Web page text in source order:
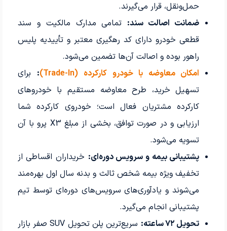
حمل‌ونقل، قرار می‌گیرند.
ضمانت اصالت سند: تمامی مدارک مالکیت و سند
قطعی خودرو دارای کد رهگیری معتبر و تأییدیه پلیس
راهور بوده و اصالت آن‌ها تضمین می‌شود.
امکان معاوضه با خودرو کارکرده (Trade-In)
: برای
تسهیل خرید، طرح معاوضه مستقیم با خودروهای
کارکرده مشتریان فعال است؛ خودروی کارکرده شما
ارزیابی و در صورت توافق، بخشی از مبلغ X3 پرو با آن
تسویه می‌شود.
پشتیبانی بیمه و سرویس دوره‌ای: خریداران اقساطی از
تخفیف ویژه بیمه شخص ثالث و بدنه سال اول بهره‌مند
می‌شوند و یادآوری‌های سرویس‌های دوره‌ای توسط تیم
پشتیبانی انجام می‌گیرد.
تحویل ۷۲ ساعته:
سریع‌ترین پلن تحویل SUV صفر بازار